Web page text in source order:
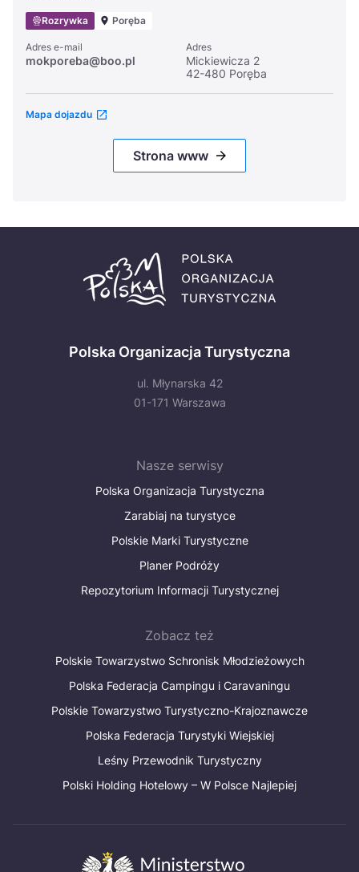
Rozrywka Poręba
Adres e-mail
mokporeba@boo.pl
Adres
Mickiewicza 2
42-480 Poręba
Mapa dojazdu
Strona www
Polska Organizacja Turystyczna
ul. Młynarska 42
01-171 Warszawa
Nasze serwisy
Polska Organizacja Turystyczna
Zarabiaj na turystyce
Polskie Marki Turystyczne
Planer Podróży
Repozytorium Informacji Turystycznej
Zobacz też
Polskie Towarzystwo Schronisk Młodzieżowych
Polska Federacja Campingu i Caravaningu
Polskie Towarzystwo Turystyczno-Krajoznawcze
Polska Federacja Turystyki Wiejskiej
Leśny Przewodnik Turystyczny
Polski Holding Hotelowy – W Polsce Najlepiej